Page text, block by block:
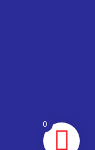
0